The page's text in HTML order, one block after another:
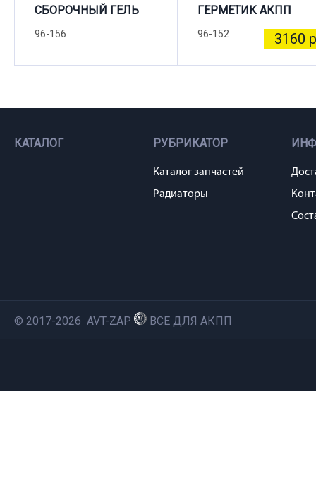
СБОРОЧНЫЙ ГЕЛЬ
96-156
ГЕРМЕТИК АКПП
96-152 3160
КАТАЛОГ РУБРИКАТОР
Каталог запчастей
Радиаторы
© 2017-2026 AVT-ZAP ВСЕ ДЛЯ АКПП